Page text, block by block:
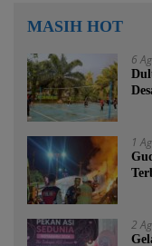
MASIH HOT
6
1
2